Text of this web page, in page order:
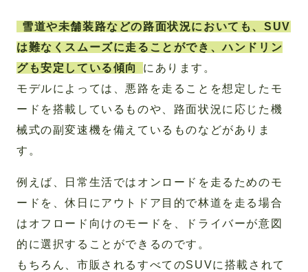
雪道や未舗装路などの路面状況においても、SUV
は難なくスムーズに走ることができ、ハンドリン
グも安定している傾向
にあります。
モデルによっては、悪路を走ることを想定したモ
ードを搭載しているものや、路面状況に応じた機
械式の副変速機を備えているものなどがありま
す。
例えば、日常生活ではオンロードを走るためのモ
ードを、休日にアウトドア目的で林道を走る場合
はオフロード向けのモードを、ドライバーが意図
的に選択することができるのです。
もちろん、市販されるすべてのSUVに搭載されて